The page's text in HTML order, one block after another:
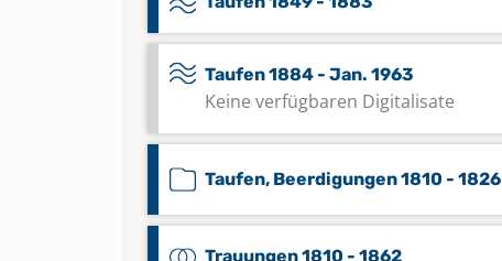
Taufen 1884 - Jan. 1963
Keine verfügbaren Digitalisate
Taufen, Beerdigungen 1810 - 1826
Trauungen 1810 - 1862